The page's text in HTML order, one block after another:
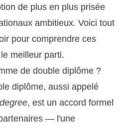
de plus en plus prisée
ambitieux. Voici tout
pour comprendre ces
meilleur parti.
de double diplôme ?
diplôme, aussi appelé
, est un accord formel
— l'une